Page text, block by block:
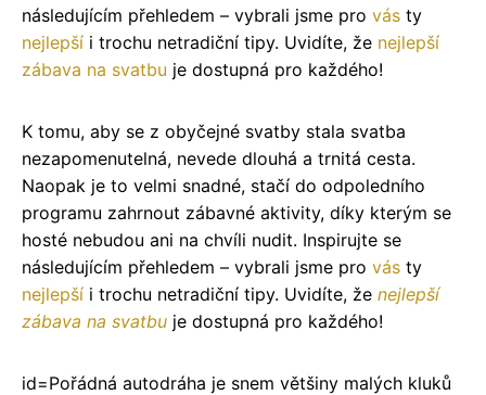
následujícím přehledem – vybrali jsme pro vás ty
nejlepší i trochu netradiční tipy. Uvidíte, že nejlepší
zábava na svatbu je dostupná pro každého!
K tomu, aby se z obyčejné svatby stala svatba
nezapomenutelná, nevede dlouhá a trnitá cesta.
Naopak je to velmi snadné, stačí do odpoledního
programu zahrnout zábavné aktivity, díky kterým se
hosté nebudou ani na chvíli nudit. Inspirujte se
následujícím přehledem – vybrali jsme pro vás ty
nejlepší i trochu netradiční tipy. Uvidíte, že nejlepší
zábava na svatbu je dostupná pro každého!
id=Pořádná autodráha je snem většiny malých kluků